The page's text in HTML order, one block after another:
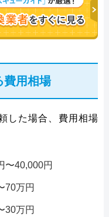
費用相場
した場合、費用相場
〜40,000円
70万円
30万円